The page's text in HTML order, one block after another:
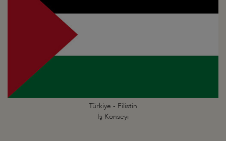
Türkiye - Filistin
İş Konseyi